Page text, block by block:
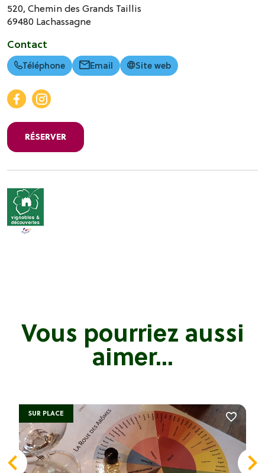
520, Chemin des Grands Taillis
69480 Lachassagne
Contact
Téléphone Email Site web
RÉSERVER
Vous pourriez aussi
aimer...
SUR PLACE